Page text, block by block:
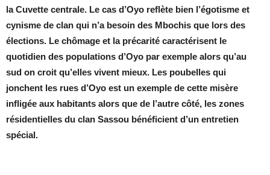
la Cuvette centrale. Le cas d’Oyo reflète bien l’égotisme et
cynisme de clan qui n’a besoin des Mbochis que lors des
élections. Le chômage et la précarité caractérisent le
quotidien des populations d’Oyo par exemple alors qu’au
sud on croit qu’elles vivent mieux. Les poubelles qui
jonchent les rues d’Oyo est un exemple de cette misère
infligée aux habitants alors que de l’autre côté, les zones
résidentielles du clan Sassou bénéficient d’un entretien
spécial.